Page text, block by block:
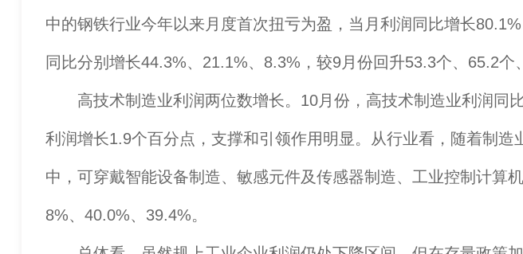
中的钢铁行业今年以来月度首次扭亏为盈，当月利润同比增长
同比分别增长44.3%、21.1%、8.3%，较9月份回升53.3个、65.2个
高技术制造业利润两位数增长。10月份，高技术制造业利润同
利润增长1.9个百分点，支撑和引领作用明显。从行业看，随着制
中，可穿戴智能设备制造、敏感元件及传感器制造、工业控制计算
8%、40.0%、39.4%。